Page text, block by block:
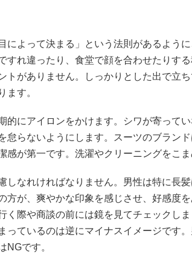
によって決まる」という法則があるよう
すれ違ったり、食堂で顔を合わせたりす
トがありません。しっかりとした出で立
ます。
的にアイロンをかけます。シワが寄って
怠らないようにします。スーツのブラン
感が第一です。洗濯やクリーニングをこま
しなれければなりません。男性は特に長
方が、爽やかな印象を感じさせ、好感度
く際や商談の前には鏡を見てチェックし
っているのは逆にマイナスイメージです
NGです。